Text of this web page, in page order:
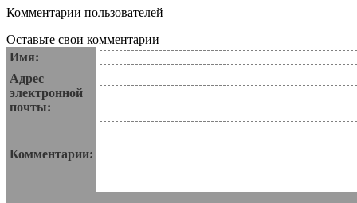
Комментарии пользователей
Оставьте свои комментарии
Имя:
Адрес
электронной
почты:
Комментарии: